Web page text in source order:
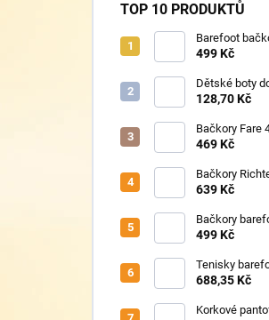
TOP 10 PRODUKTŮ
Barefoot
Home New
499 Kč
Dětské boty
430124 růžové
128,70 Kč
Bačkory Fare
469 Kč
Bačkory
1411
639 Kč
Bačkory
Home New
499 Kč
Tenisky
G1700440-17
688,35 Kč
Korkové